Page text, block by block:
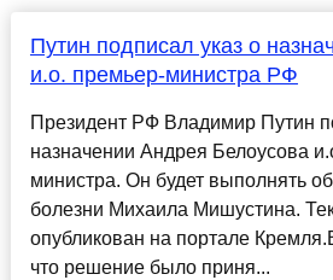
Путин подписал указ о
и.о. премьер-министра РФ
Президент РФ Владимир Путин
назначении Андрея Белоусова
министра. Он будет выполнять
болезни Михаила Мишустина.
опубликован на портале
что решение было приня...